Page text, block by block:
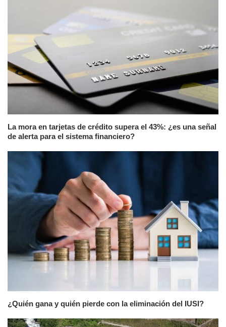
La mora en tarjetas de crédito supera el 43%: ¿es una señal
de alerta para el sistema financiero?
¿Quién gana y quién pierde con la eliminación del IUSI?